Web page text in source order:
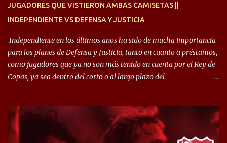
JUGADORES QUE VISTIERON AMBAS CAMISETAS ||
INDEPENDIENTE VS DEFENSA Y JUSTICIA
Independiente en los últimos años ha sido de mucha importancia
para los planes de Defensa y Justicia, tanto en cuanto a préstamos,
como jugadores que ya no son más tenido en cuenta por el Rey de
Copas, ya sea dentro del corto o al largo plazo del
Halcón de Varela, como lo es Brian Romero, quien paso a
préstamo allí durante el último mercado de pases y ha rendido de
gran manera, convirtiendo goles importantes, sobre todo en la